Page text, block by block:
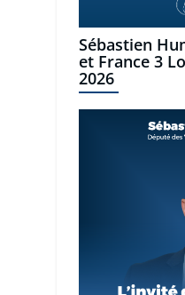
Sébastien
et France 3
2026